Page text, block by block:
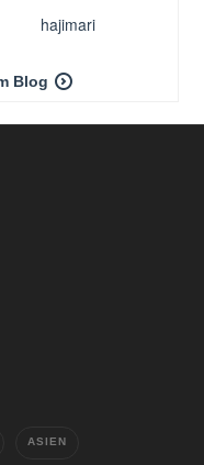
hajimari
Blog
ASIEN